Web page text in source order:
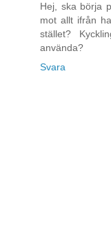
Hej, ska börja
mot allt ifrån
stället?
använda?
Svara